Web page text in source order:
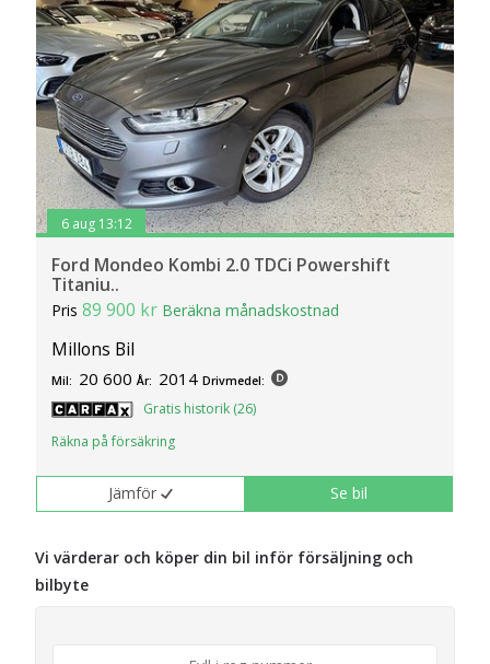
6 aug 13:12
Ford Mondeo Kombi 2.0 TDCi Powershift
Titaniu..
Pris89 900 kr Beräkna månadskostnad
Millons Bil
Mil: 20 600 År: 2014 Drivmedel:
Gratis historik (26)
Räkna på försäkring
Jämför Se bil
Vi värderar och köper din bil inför försäljning och
bilbyte